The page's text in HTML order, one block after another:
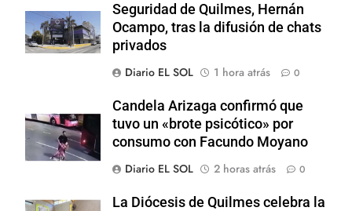
Seguridad de Quilmes, Hernán
Ocampo, tras la difusión de chats
privados
Diario EL SOL
1 hora atrás 0
Candela Arizaga confirmó que
tuvo un «brote psicótico» por
consumo con Facundo Moyano
Diario EL SOL
2 horas atrás 0
La Diócesis de Quilmes celebra la